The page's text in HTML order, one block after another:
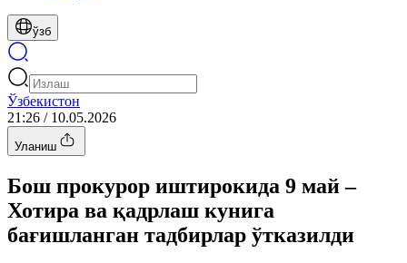
ўзб
Ўзбекистон
21:26 / 10.05.2026
Уланиш
Бош прокурор иштирокида 9 май –
Хотира ва қадрлаш кунига
бағишланган тадбирлар ўтказилди